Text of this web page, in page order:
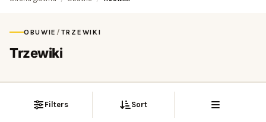
OBUWIE / TRZEWIKI
Trzewiki
Filters Sort